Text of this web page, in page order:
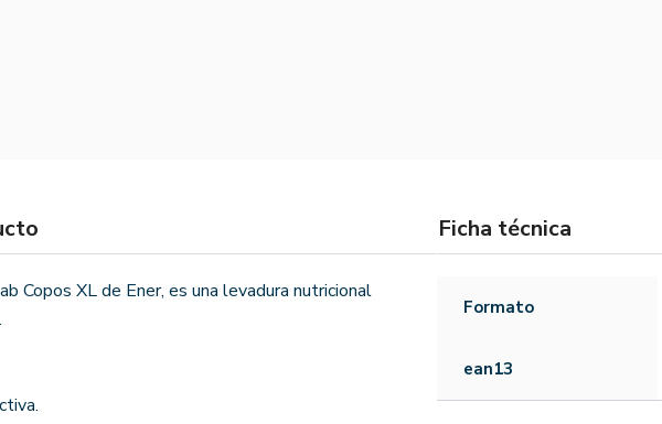
Copos XL de Ener, es una levadura nutricional
Ficha técnica
Formato
ean13